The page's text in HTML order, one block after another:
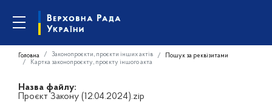
Головна Законопроєкти, проєкти інших актів
Пошук за реквізитами
Картка законопроєкту, проєкту іншого акта
Назва файлу:
Проєкт Закону (12.04.2024).zip